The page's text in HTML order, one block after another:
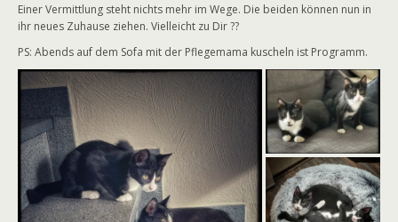
Einer Vermittlung steht nichts mehr im Wege. Die beiden können nun in
ihr neues Zuhause ziehen. Vielleicht zu Dir ??
PS: Abends auf dem Sofa mit der Pflegemama kuscheln ist Programm.